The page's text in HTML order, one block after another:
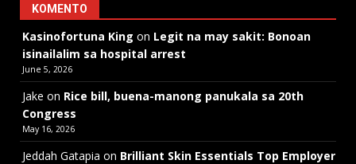
KOMENTO
Kasinofortuna King on Legit na may sakit: Bonoan
isinailalim sa hospital arrest
June 5, 2026
Jake on Rice bill, buena-manong panukala sa 20th
Congress
May 16, 2026
Jeddah Gatapia on Brilliant Skin Essentials Top Employer